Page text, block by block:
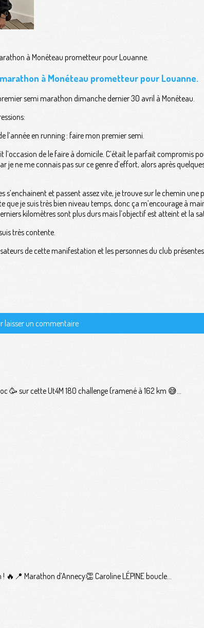
à Monéteau prometteur pour Louanne.
semi marathon dimanche dernier 30 avril à Monéteau.
l’année en running : faire mon premier semi.
l’occasion de le faire à domicile. C’était le parfait compromis
je ne me connais pas sur ce genre d’effort, alors après
s’enchainent et passent assez vite, je trouve sur le chemin
que je suis très bien niveau temps, donc ça m’encourage à
kilomètres sont plus durs mais l’objectif est atteint et la
très contente.
de cette manifestation et les personnes du club
laisser un commentaire
🥳 sur cette Ut4M 180 challenge (ramené à 162 km 😅...
🔥📍 Marathon d’Annecy👏 Caroline LÉPINE boucle...